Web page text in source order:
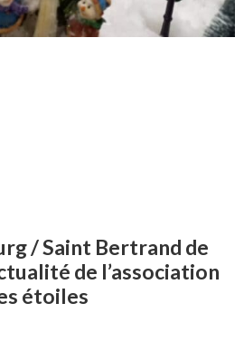
/ Saint Bertrand de
de l’association
étoiles